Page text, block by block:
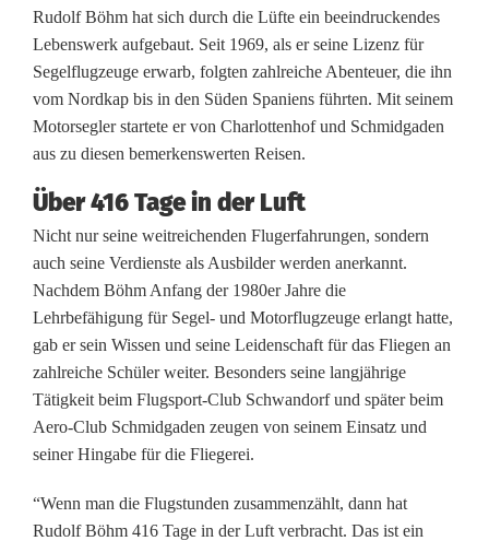
g
l
e
h
r
e
r
B
ö
h
m
1
Rudolf Böhm hat sich durch die Lüfte ein beeindruckendes
Lebenswerk aufgebaut. Seit 1969, als er seine Lizenz für
Segelflugzeuge erwarb, folgten zahlreiche Abenteuer, die ihn
vom Nordkap bis in den Süden Spaniens führten. Mit seinem
Motorsegler startete er von Charlottenhof und Schmidgaden
aus zu diesen bemerkenswerten Reisen.
Über 416 Tage in der Luft
Nicht nur seine weitreichenden Flugerfahrungen, sondern
auch seine Verdienste als Ausbilder werden anerkannt.
Nachdem Böhm Anfang der 1980er Jahre die
Lehrbefähigung für Segel- und Motorflugzeuge erlangt hatte,
gab er sein Wissen und seine Leidenschaft für das Fliegen an
zahlreiche Schüler weiter. Besonders seine langjährige
Tätigkeit beim Flugsport-Club Schwandorf und später beim
Aero-Club Schmidgaden zeugen von seinem Einsatz und
seiner Hingabe für die Fliegerei.
“Wenn man die Flugstunden zusammenzählt, dann hat
Rudolf Böhm 416 Tage in der Luft verbracht. Das ist ein